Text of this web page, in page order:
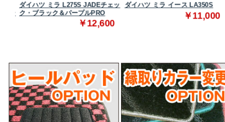
ダイハツ ミラ L275S JADEチェッ
ク・ブラック＆パープルPRO
￥12,600
ダイハツ ミラ イース LA350S
￥11,000